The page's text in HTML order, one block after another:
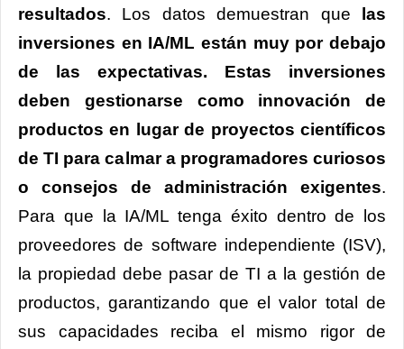
resultados. Los datos demuestran que las
inversiones en IA/ML están muy por debajo
de las expectativas. Estas inversiones
deben gestionarse como innovación de
productos en lugar de proyectos científicos
de TI para calmar a programadores curiosos
o consejos de administración exigentes.
Para que la IA/ML tenga éxito dentro de los
proveedores de software independiente (ISV),
la propiedad debe pasar de TI a la gestión de
productos, garantizando que el valor total de
sus capacidades reciba el mismo rigor de